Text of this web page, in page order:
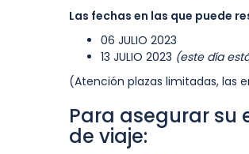
Las fechas en las que puede
06 JULIO 2023
13 JULIO 2023 (este día
(Atención plazas limitadas, las
Para asegurar su
de viaje: